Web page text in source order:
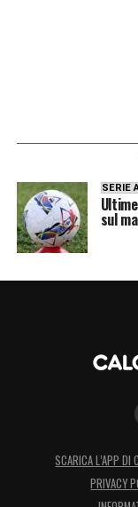
SERIE
sul
SCARICA L’APP DI
PRIVACY